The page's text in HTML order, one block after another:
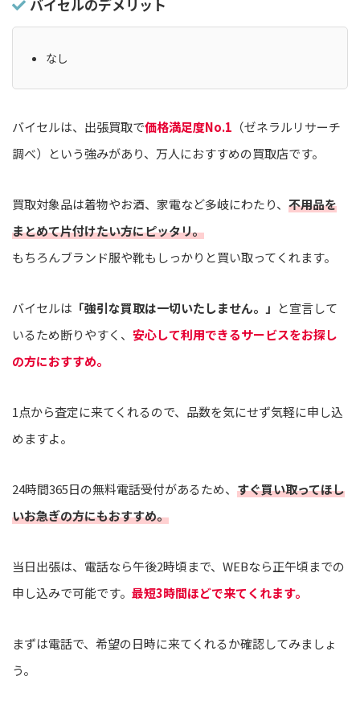
バイセルのデメリット
なし
バイセルは、出張買取で価格満足度No.1 （ゼネラルリサーチ
調べ）という強みがあり、万人におすすめの買取店です。
買取対象品は着物やお酒、家電など多岐にわたり、 不用品を
まとめて片付けたい方にピッタリ。
もちろんブランド服や靴もしっかりと買い取ってくれます。
バイセルは 「強引な買取は一切いたしません。」 と宣言して
いるため断りやすく、 安心して利用できるサービスをお探し
の方におすすめ。
1点から査定に来てくれるので、品数を気にせず気軽に申し込
めますよ。
24時間365日の無料電話受付があるため、 すぐ買い取ってほし
いお急ぎの方にもおすすめ。
当日出張は、電話なら午後2時頃まで、WEBなら正午頃までの
申し込みで可能です。 最短3時間ほどで来てくれます。
まずは電話で、希望の日時に来てくれるか確認してみましょ
う。